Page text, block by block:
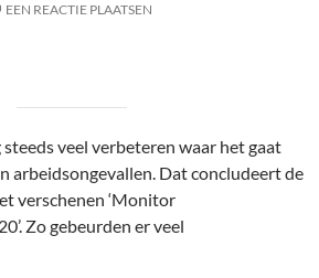
EEN REACTIE PLAATSEN
veel verbeteren waar het gaat
arbeidsongevallen. Dat concludeert de
verschenen ‘Monitor
Zo gebeurden er veel